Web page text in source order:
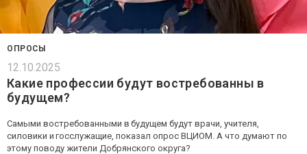
ОПРОСЫ
12.10.2025
Какие профессии будут востребованны в
будущем?
Самыми востребованными в будущем будут врачи, учителя,
силовики и госслужащие, показал опрос ВЦИОМ. А что думают по
этому поводу жители Добрянского округа?